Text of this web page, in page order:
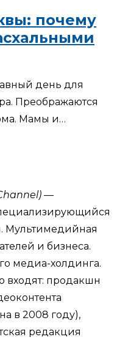
почему
день для
Преображаются
Мамы и…
—
Мультимедийная
и бизнеса.
медиа-холдинга.
входят: продакшн
в 2008 году),
редакция